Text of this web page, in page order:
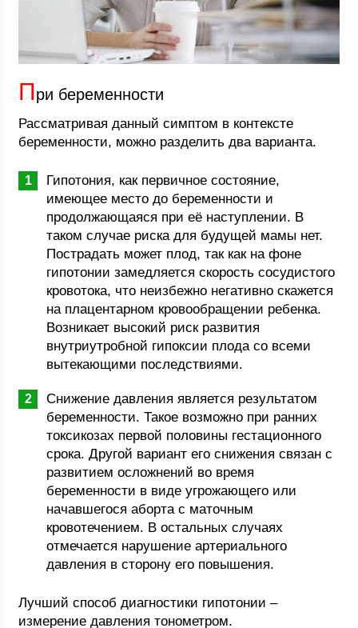
При беременности
Рассматривая данный симптом в контексте
беременности, можно разделить два варианта.
Гипотония, как первичное состояние,
имеющее место до беременности и
продолжающаяся при её наступлении. В
таком случае риска для будущей мамы нет.
Пострадать может плод, так как на фоне
гипотонии замедляется скорость сосудистого
кровотока, что неизбежно негативно скажется
на плацентарном кровообращении ребенка.
Возникает высокий риск развития
внутриутробной гипоксии плода со всеми
вытекающими последствиями.
Снижение давления является результатом
беременности. Такое возможно при ранних
токсикозах первой половины гестационного
срока. Другой вариант его снижения связан с
развитием осложнений во время
беременности в виде угрожающего или
начавшегося аборта с маточным
кровотечением. В остальных случаях
отмечается нарушение артериального
давления в сторону его повышения.
Лучший способ диагностики гипотонии –
измерение давления тонометром.